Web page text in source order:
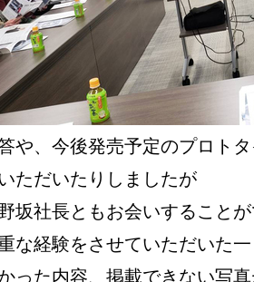
や、今後発売予定のプロト
ただいたりしましたが
坂社長ともお会いすること
な経験をさせていただいた
った内容、掲載できない写